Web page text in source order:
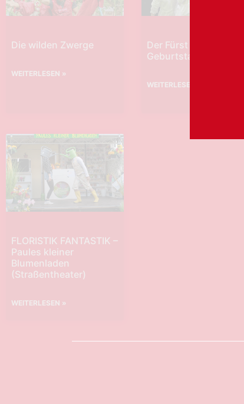
Die wilden Zwerge
WEITERLESEN »
Der Fürst hat
Geburtstag
WEITERLESEN »
FLORISTIK FANTASTIK –
Paules kleiner
Blumenladen
(Straßentheater)
WEITERLESEN »